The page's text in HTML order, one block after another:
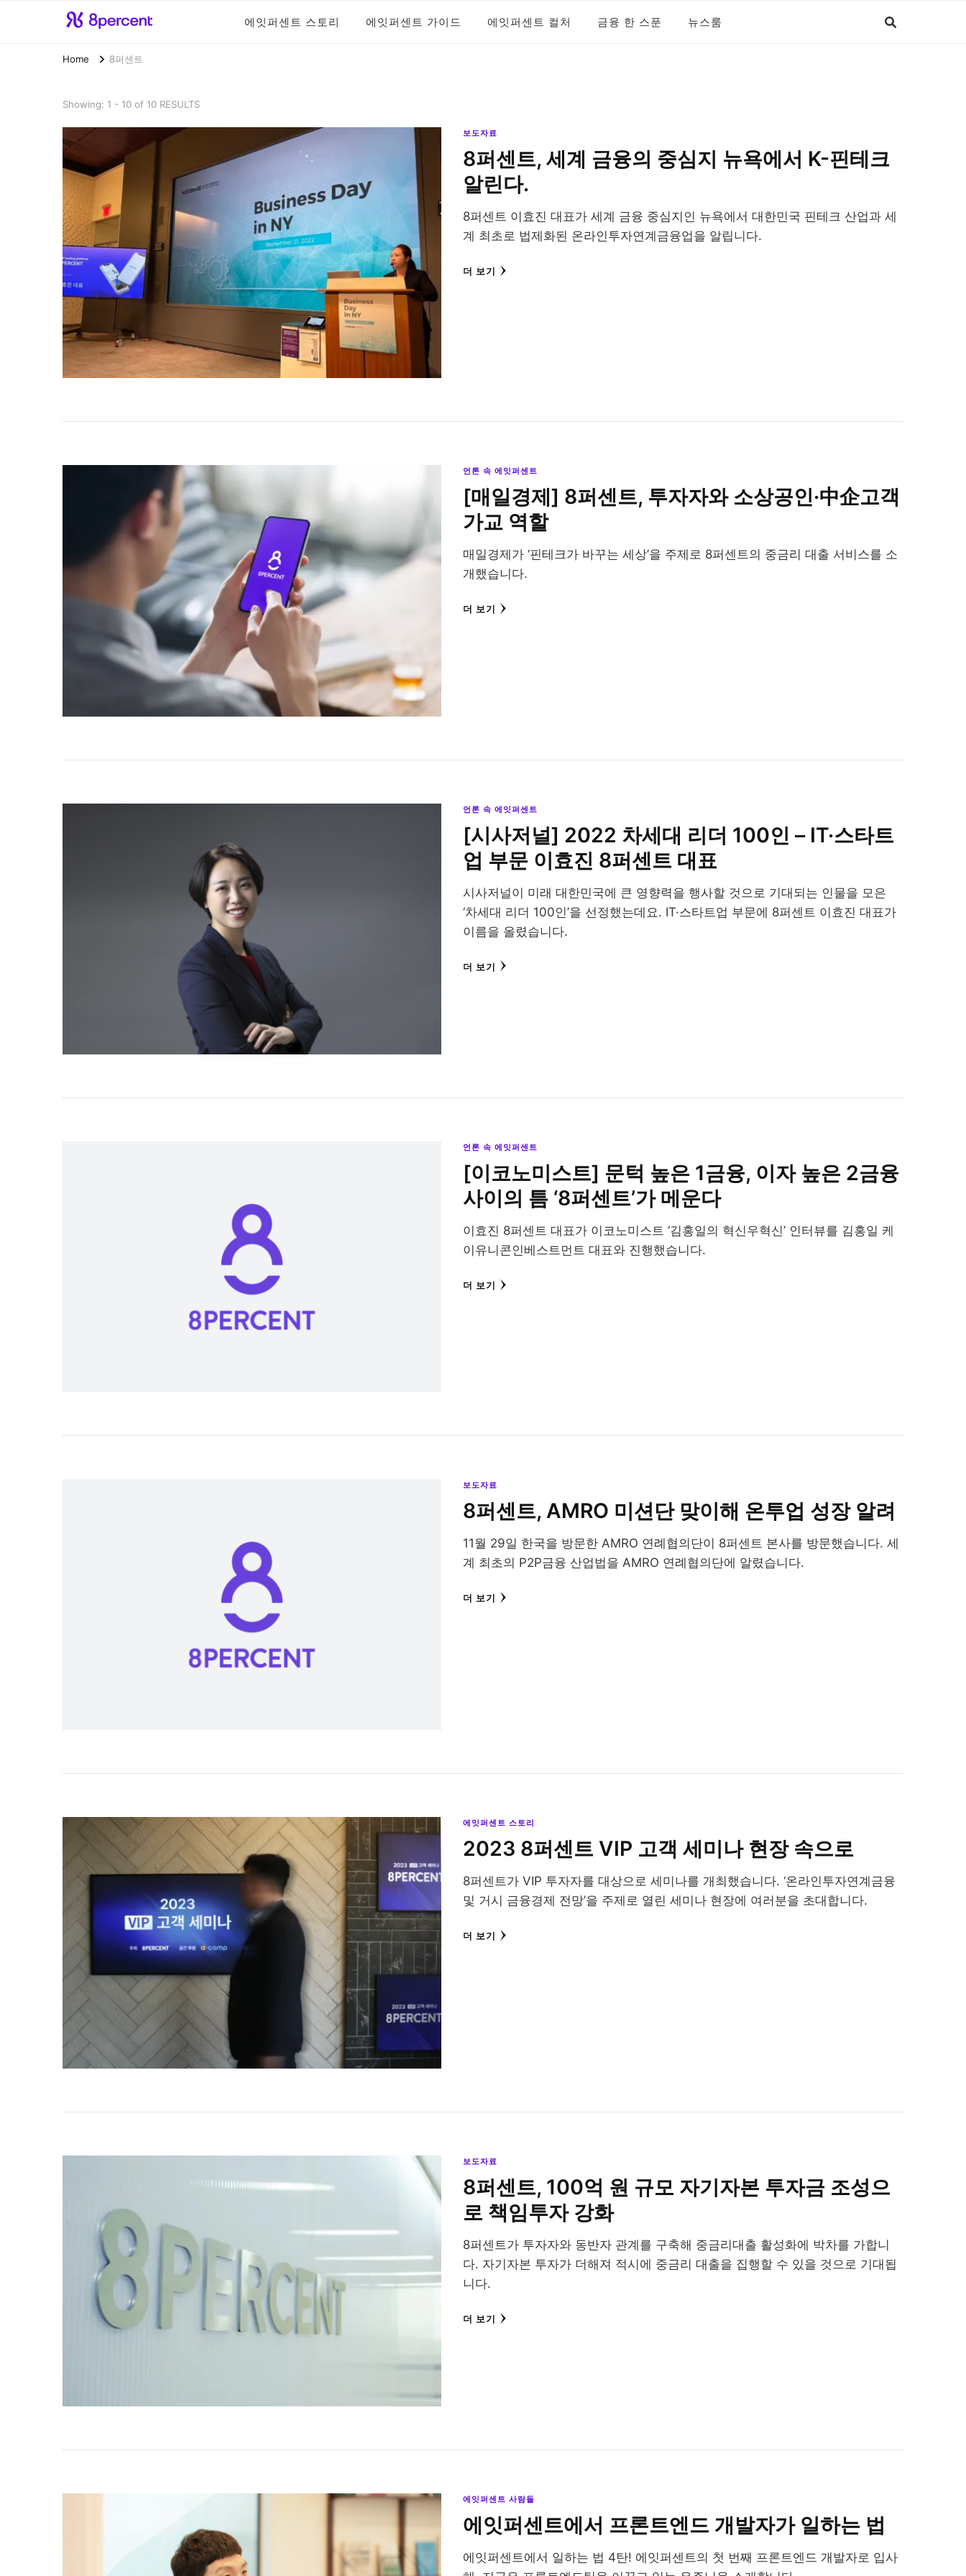
에잇퍼센트 공식 블로그
맞닿아 펼쳐진 금융 가능성, 에잇퍼센트 공식 블로그
에잇퍼센트 스토리 에잇퍼센트 가이드 에잇퍼센트 컬처 금융 한 스푼 뉴스룸
Home 8퍼센트
Showing: 1 - 10 of 10 RESULTS
보도자료
8퍼센트, 세계 금융의 중심지 뉴욕에서 K-핀테크
알린다.
8퍼센트 이효진 대표가 세계 금융 중심지인 뉴욕에서 대한민국 핀테크 산업과 세
계 최초로 법제화된 온라인투자연계금융업을 알립니다.
더 보기
언론 속 에잇퍼센트
[매일경제] 8퍼센트, 투자자와 소상공인·中企고객
가교 역할
매일경제가 ‘핀테크가 바꾸는 세상’을 주제로 8퍼센트의 중금리 대출 서비스를 소
개했습니다.
더 보기
언론 속 에잇퍼센트
[시사저널] 2022 차세대 리더 100인 – IT·스타트
업 부문 이효진 8퍼센트 대표
시사저널이 미래 대한민국에 큰 영향력을 행사할 것으로 기대되는 인물을 모은
‘차세대 리더 100인’을 선정했는데요. IT·스타트업 부문에 8퍼센트 이효진 대표가
이름을 올렸습니다.
더 보기
언론 속 에잇퍼센트
[이코노미스트] 문턱 높은 1금융, 이자 높은 2금융
사이의 틈 ‘8퍼센트’가 메운다
이효진 8퍼센트 대표가 이코노미스트 ‘김홍일의 혁신우혁신’ 인터뷰를 김홍일 케
이유니콘인베스트먼트 대표와 진행했습니다.
더 보기
보도자료
8퍼센트, AMRO 미션단 맞이해 온투업 성장 알려
11월 29일 한국을 방문한 AMRO 연례협의단이 8퍼센트 본사를 방문했습니다. 세
계 최초의 P2P금융 산업법을 AMRO 연례협의단에 알렸습니다.
더 보기
에잇퍼센트 스토리
2023 8퍼센트 VIP 고객 세미나 현장 속으로
8퍼센트가 VIP 투자자를 대상으로 세미나를 개최했습니다. ‘온라인투자연계금융
및 거시 금융경제 전망’을 주제로 열린 세미나 현장에 여러분을 초대합니다.
더 보기
보도자료
8퍼센트, 100억 원 규모 자기자본 투자금 조성으
로 책임투자 강화
8퍼센트가 투자자와 동반자 관계를 구축해 중금리대출 활성화에 박차를 가합니
다. 자기자본 투자가 더해져 적시에 중금리 대출을 집행할 수 있을 것으로 기대됩
니다.
더 보기
에잇퍼센트 사람들
에잇퍼센트에서 프론트엔드 개발자가 일하는 법
에잇퍼센트에서 일하는 법 4탄! 에잇퍼센트의 첫 번째 프론트엔드 개발자로 입사